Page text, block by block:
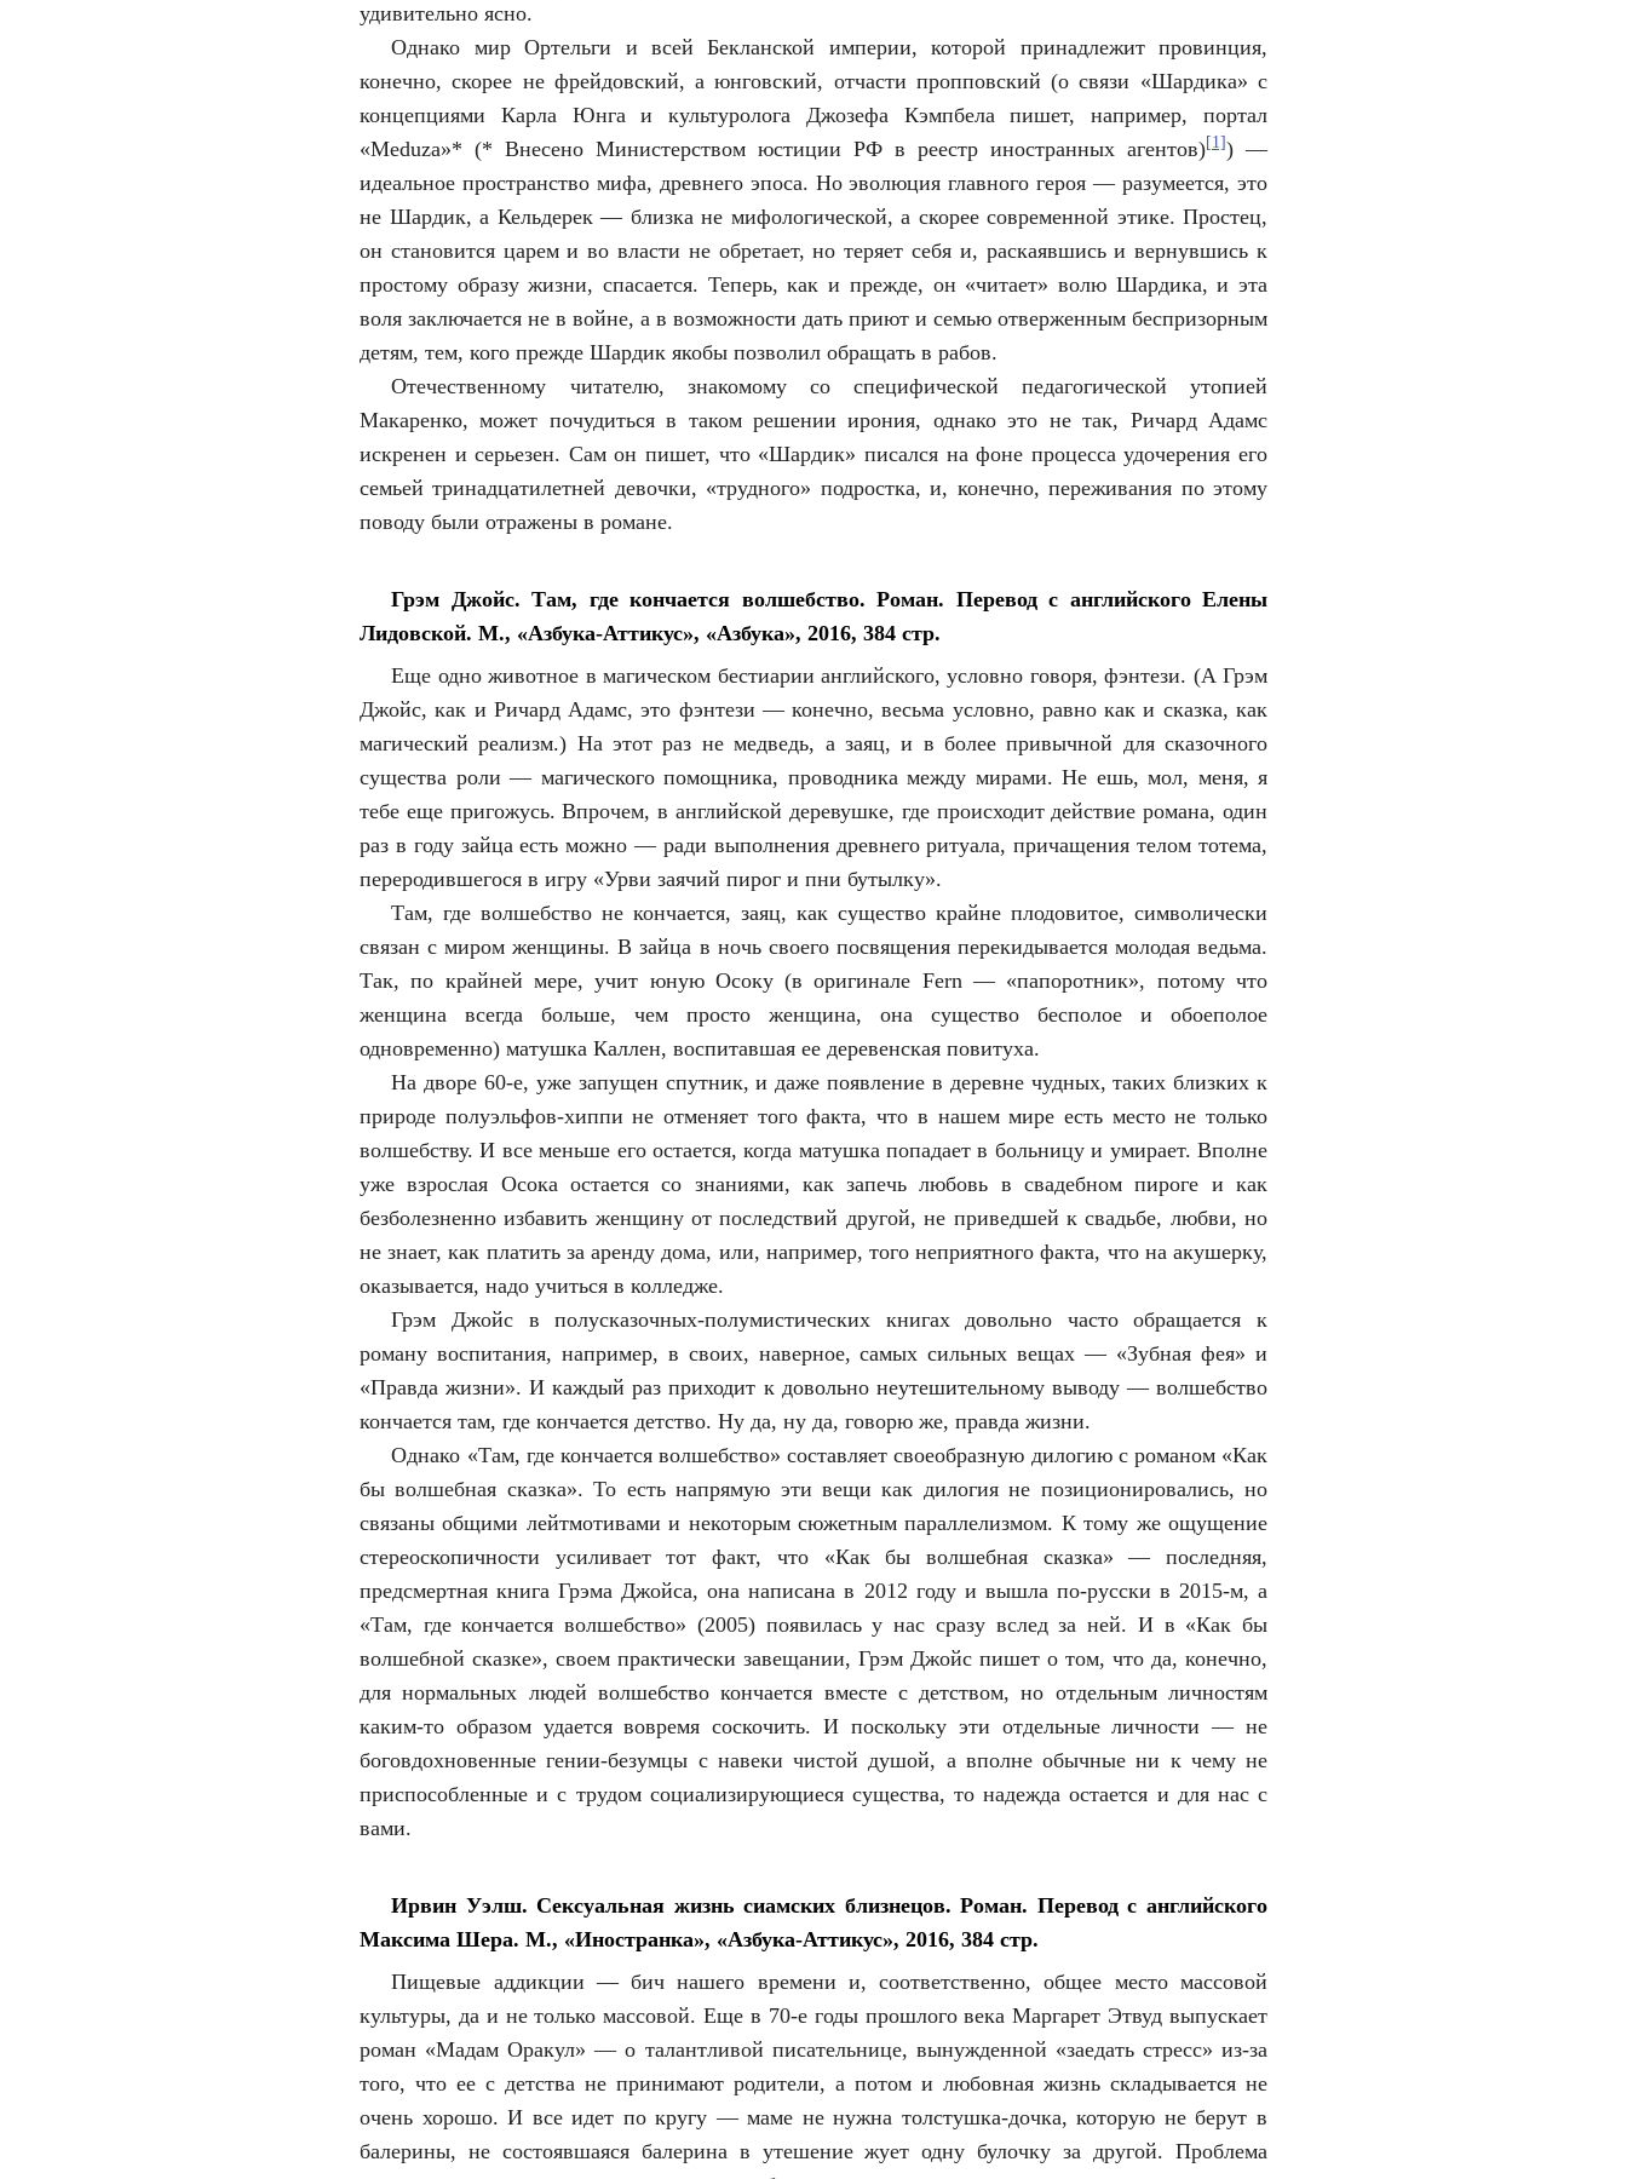
удивительно ясно.
Однако мир Ортельги и всей Бекланской империи, которой принадлежит провинция,
конечно, скорее не фрейдовский, а юнговский, отчасти пропповский (о связи «Шардика» с
концепциями Карла Юнга и культуролога Джозефа Кэмпбела пишет, например, портал
«Meduza»* (* Внесено Министерством юстиции РФ в реестр иностранных агентов)[1]) —
идеальное пространство мифа, древнего эпоса. Но эволюция главного героя — разумеется, это
не Шардик, а Кельдерек — близка не мифологической, а скорее современной этике. Простец,
он становится царем и во власти не обретает, но теряет себя и, раскаявшись и вернувшись к
простому образу жизни, спасается. Теперь, как и прежде, он «читает» волю Шардика, и эта
воля заключается не в войне, а в возможности дать приют и семью отверженным беспризорным
детям, тем, кого прежде Шардик якобы позволил обращать в рабов.
Отечественному читателю, знакомому со специфической педагогической утопией
Макаренко, может почудиться в таком решении ирония, однако это не так, Ричард Адамс
искренен и серьезен. Сам он пишет, что «Шардик» писался на фоне процесса удочерения его
семьей тринадцатилетней девочки, «трудного» подростка, и, конечно, переживания по этому
поводу были отражены в романе.
Грэм Джойс. Там, где кончается волшебство. Роман. Перевод с английского Елены
Лидовской. М., «Азбука-Аттикус», «Азбука», 2016, 384 стр.
Еще одно животное в магическом бестиарии английского, условно говоря, фэнтези. (А Грэм
Джойс, как и Ричард Адамс, это фэнтези — конечно, весьма условно, равно как и сказка, как
магический реализм.) На этот раз не медведь, а заяц, и в более привычной для сказочного
существа роли — магического помощника, проводника между мирами. Не ешь, мол, меня, я
тебе еще пригожусь. Впрочем, в английской деревушке, где происходит действие романа, один
раз в году зайца есть можно — ради выполнения древнего ритуала, причащения телом тотема,
переродившегося в игру «Урви заячий пирог и пни бутылку».
Там, где волшебство не кончается, заяц, как существо крайне плодовитое, символически
связан с миром женщины. В зайца в ночь своего посвящения перекидывается молодая ведьма.
Так, по крайней мере, учит юную Осоку (в оригинале Fern — «папоротник», потому что
женщина всегда больше, чем просто женщина, она существо бесполое и обоеполое
одновременно) матушка Каллен, воспитавшая ее деревенская повитуха.
На дворе 60-е, уже запущен спутник, и даже появление в деревне чудных, таких близких к
природе полуэльфов-хиппи не отменяет того факта, что в нашем мире есть место не только
волшебству. И все меньше его остается, когда матушка попадает в больницу и умирает. Вполне
уже взрослая Осока остается со знаниями, как запечь любовь в свадебном пироге и как
безболезненно избавить женщину от последствий другой, не приведшей к свадьбе, любви, но
не знает, как платить за аренду дома, или, например, того неприятного факта, что на акушерку,
оказывается, надо учиться в колледже.
Грэм Джойс в полусказочных-полумистических книгах довольно часто обращается к
роману воспитания, например, в своих, наверное, самых сильных вещах — «Зубная фея» и
«Правда жизни». И каждый раз приходит к довольно неутешительному выводу — волшебство
кончается там, где кончается детство. Ну да, ну да, говорю же, правда жизни.
Однако «Там, где кончается волшебство» составляет своеобразную дилогию с романом «Как
бы волшебная сказка». То есть напрямую эти вещи как дилогия не позиционировались, но
связаны общими лейтмотивами и некоторым сюжетным параллелизмом. К тому же ощущение
стереоскопичности усиливает тот факт, что «Как бы волшебная сказка» — последняя,
предсмертная книга Грэма Джойса, она написана в 2012 году и вышла по-русски в 2015-м, а
«Там, где кончается волшебство» (2005) появилась у нас сразу вслед за ней. И в «Как бы
волшебной сказке», своем практически завещании, Грэм Джойс пишет о том, что да, конечно,
для нормальных людей волшебство кончается вместе с детством, но отдельным личностям
каким-то образом удается вовремя соскочить. И поскольку эти отдельные личности — не
боговдохновенные гении-безумцы с навеки чистой душой, а вполне обычные ни к чему не
приспособленные и с трудом социализирующиеся существа, то надежда остается и для нас с
вами.
Ирвин Уэлш. Сексуальная жизнь сиамских близнецов. Роман. Перевод с английского
Максима Шера. М., «Иностранка», «Азбука-Аттикус», 2016, 384 стр.
Пищевые аддикции — бич нашего времени и, соответственно, общее место массовой
культуры, да и не только массовой. Еще в 70-е годы прошлого века Маргарет Этвуд выпускает
роман «Мадам Оракул» — о талантливой писательнице, вынужденной «заедать стресс» из-за
того, что ее с детства не принимают родители, а потом и любовная жизнь складывается не
очень хорошо. И все идет по кругу — маме не нужна толстушка-дочка, которую не берут в
балерины, не состоявшаяся балерина в утешение жует одну булочку за другой. Проблема